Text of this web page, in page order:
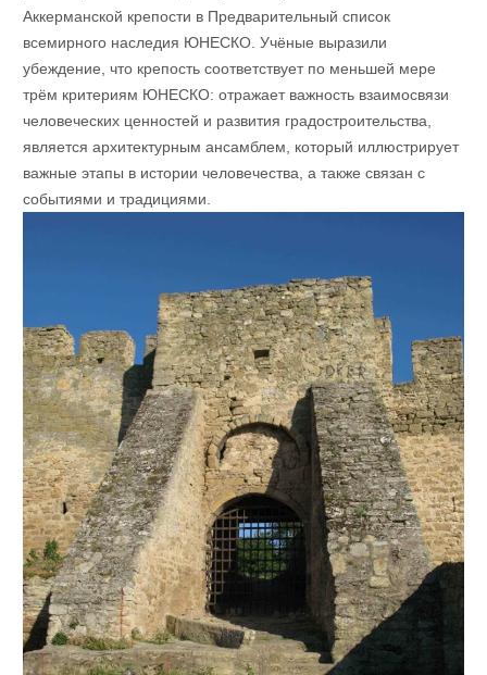
Аккерманской крепости в Предварительный список
всемирного наследия ЮНЕСКО. Учёные выразили
убеждение, что крепость соответствует по меньшей мере
трём критериям ЮНЕСКО: отражает важность взаимосвязи
человеческих ценностей и развития градостроительства,
является архитектурным ансамблем, который иллюстрирует
важные этапы в истории человечества, а также связан с
событиями и традициями.